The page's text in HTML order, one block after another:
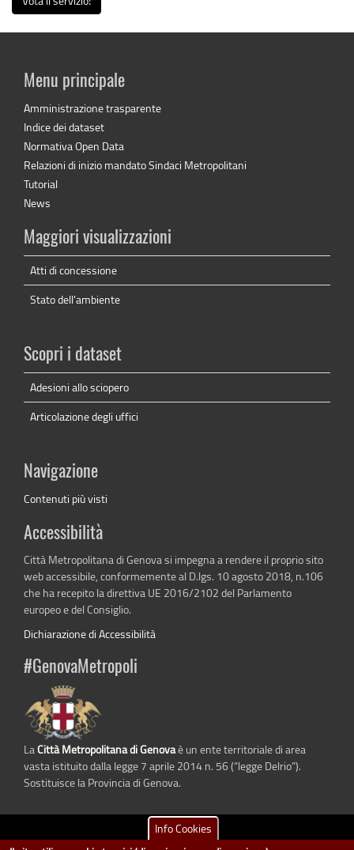
Menu principale
Amministrazione trasparente
Indice dei dataset
Normativa Open Data
Relazioni di inizio mandato Sindaci Metropolitani
Tutorial
News
Maggiori visualizzazioni
Atti di concessione
Stato dell'ambiente
Scopri i dataset
Adesioni allo sciopero
Articolazione degli uffici
Navigazione
Contenuti più visti
Accessibilità
Città Metropolitana di Genova si impegna a rendere il proprio sito
web accessibile, conformemente al D.lgs. 10 agosto 2018, n.106
che ha recepito la direttiva UE 2016/2102 del Parlamento
europeo e del Consiglio.
Dichiarazione di Accessibilità
#GenovaMetropoli
LaCittà Metropolitana di Genovaè un ente territoriale di area
vasta istituito dalla legge 7 aprile 2014 n. 56 (“legge Delrio”).
Sostituisce la Provincia di Genova.
Info Cookies